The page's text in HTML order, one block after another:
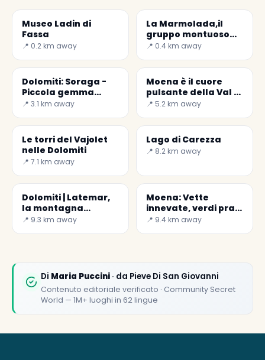
Museo Ladin di
Fassa
📍 0.2 km away
La Marmolada,il
gruppo montuoso
più alto delle
📍 0.4 km away
Dolomiti: Soraga -
Piccola gemma
della Val di Fassa
📍 3.1 km away
Moena è il cuore
pulsante della Val di
Fassa.
📍 5.2 km away
Le torri del Vajolet
nelle Dolomiti
📍 7.1 km away
Lago di Carezza
📍 8.2 km away
Dolomiti | Latemar,
la montagna
selvaggia
📍 9.3 km away
Moena: Vette
innevate, verdi prati
e boschi..
📍 9.4 km away
Di Maria Puccini · da Pieve Di San Giovanni
Contenuto editoriale verificato · Community Secret
World — 1M+ luoghi in 62 lingue